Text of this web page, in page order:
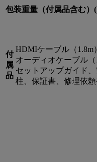
包装重量（付属品含む）
付
属
品
HDMIケーブル（1.8m
オーディオケーブル（
セットアップガイド
柱、保証書、修理依